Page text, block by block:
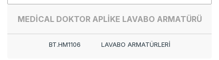
MEDİCAL DOKTOR APLİKE LAVABO ARMATÜRÜ
BT.HM1106 LAVABO ARMATÜRLERİ